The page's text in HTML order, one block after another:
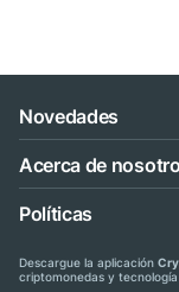
Novedades
Acerca de
Políticas
Descargue la aplicación
criptomonedas y